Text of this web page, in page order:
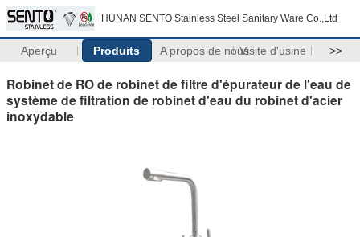
HUNAN SENTO Stainless Steel Sanitary Ware Co.,Ltd
Aperçu Produits A propos de nousVisite d'usine >>
Robinet de RO de robinet de filtre d'épurateur de l'eau de
système de filtration de robinet d'eau du robinet d'acier
inoxydable